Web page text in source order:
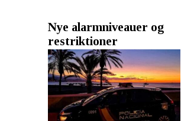
Nye alarmniveauer og
restriktioner